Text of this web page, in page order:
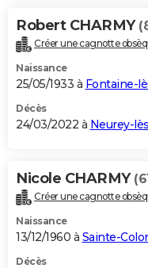
Robert CHARMY
Créer une cagnotte
Naissance
25/05/1933 à Fontaine-
Décès
24/03/2022 à Neurey-
Nicole CHARMY
Créer une cagnotte
Naissance
13/12/1960 à Sainte-
Décès